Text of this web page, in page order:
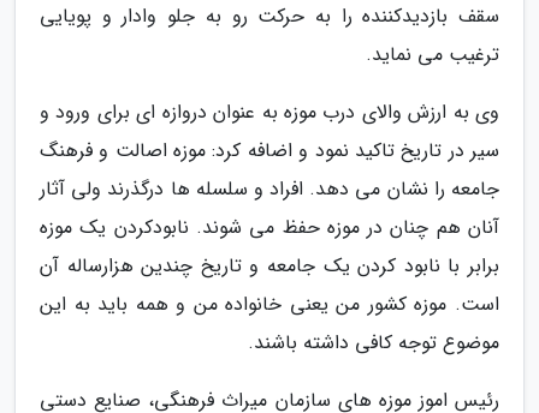
سقف بازدیدکننده را به حرکت رو به جلو وادار و پویایی
ترغیب می نماید.
وی به ارزش والای درب موزه به عنوان دروازه ای برای ورود و
سیر در تاریخ تاکید نمود و اضافه کرد: موزه اصالت و فرهنگ
جامعه را نشان می دهد. افراد و سلسله ها درگذرند ولی آثار
آنان هم چنان در موزه حفظ می شوند. نابودکردن یک موزه
برابر با نابود کردن یک جامعه و تاریخ چندین هزارساله آن
است. موزه کشور من یعنی خانواده من و همه باید به این
موضوع توجه کافی داشته باشند.
رئیس اموز موزه های سازمان میراث فرهنگی، صنایع دستی